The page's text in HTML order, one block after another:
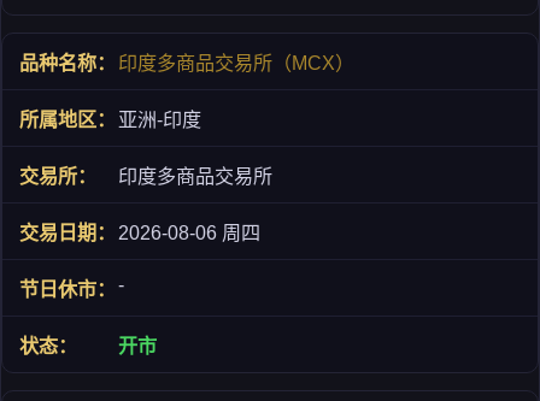
印度多商品交易所（MCX）
亚洲-印度
印度多商品交易所
2026-08-06 周四
-
开市